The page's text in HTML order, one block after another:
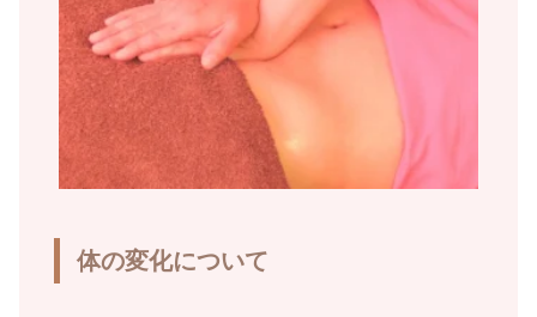
体の変化について